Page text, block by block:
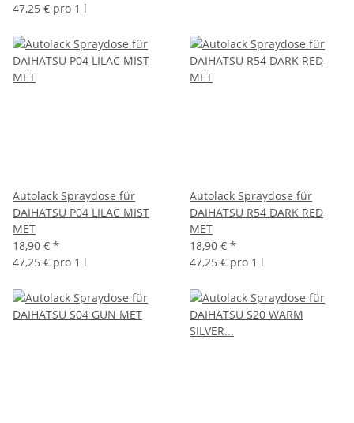
47,25 € pro 1 l
Autolack Spraydose für
DAIHATSU P04 LILAC MIST
MET
18,90 € *
47,25 € pro 1 l
Autolack Spraydose für
DAIHATSU R54 DARK RED
MET
18,90 € *
47,25 € pro 1 l